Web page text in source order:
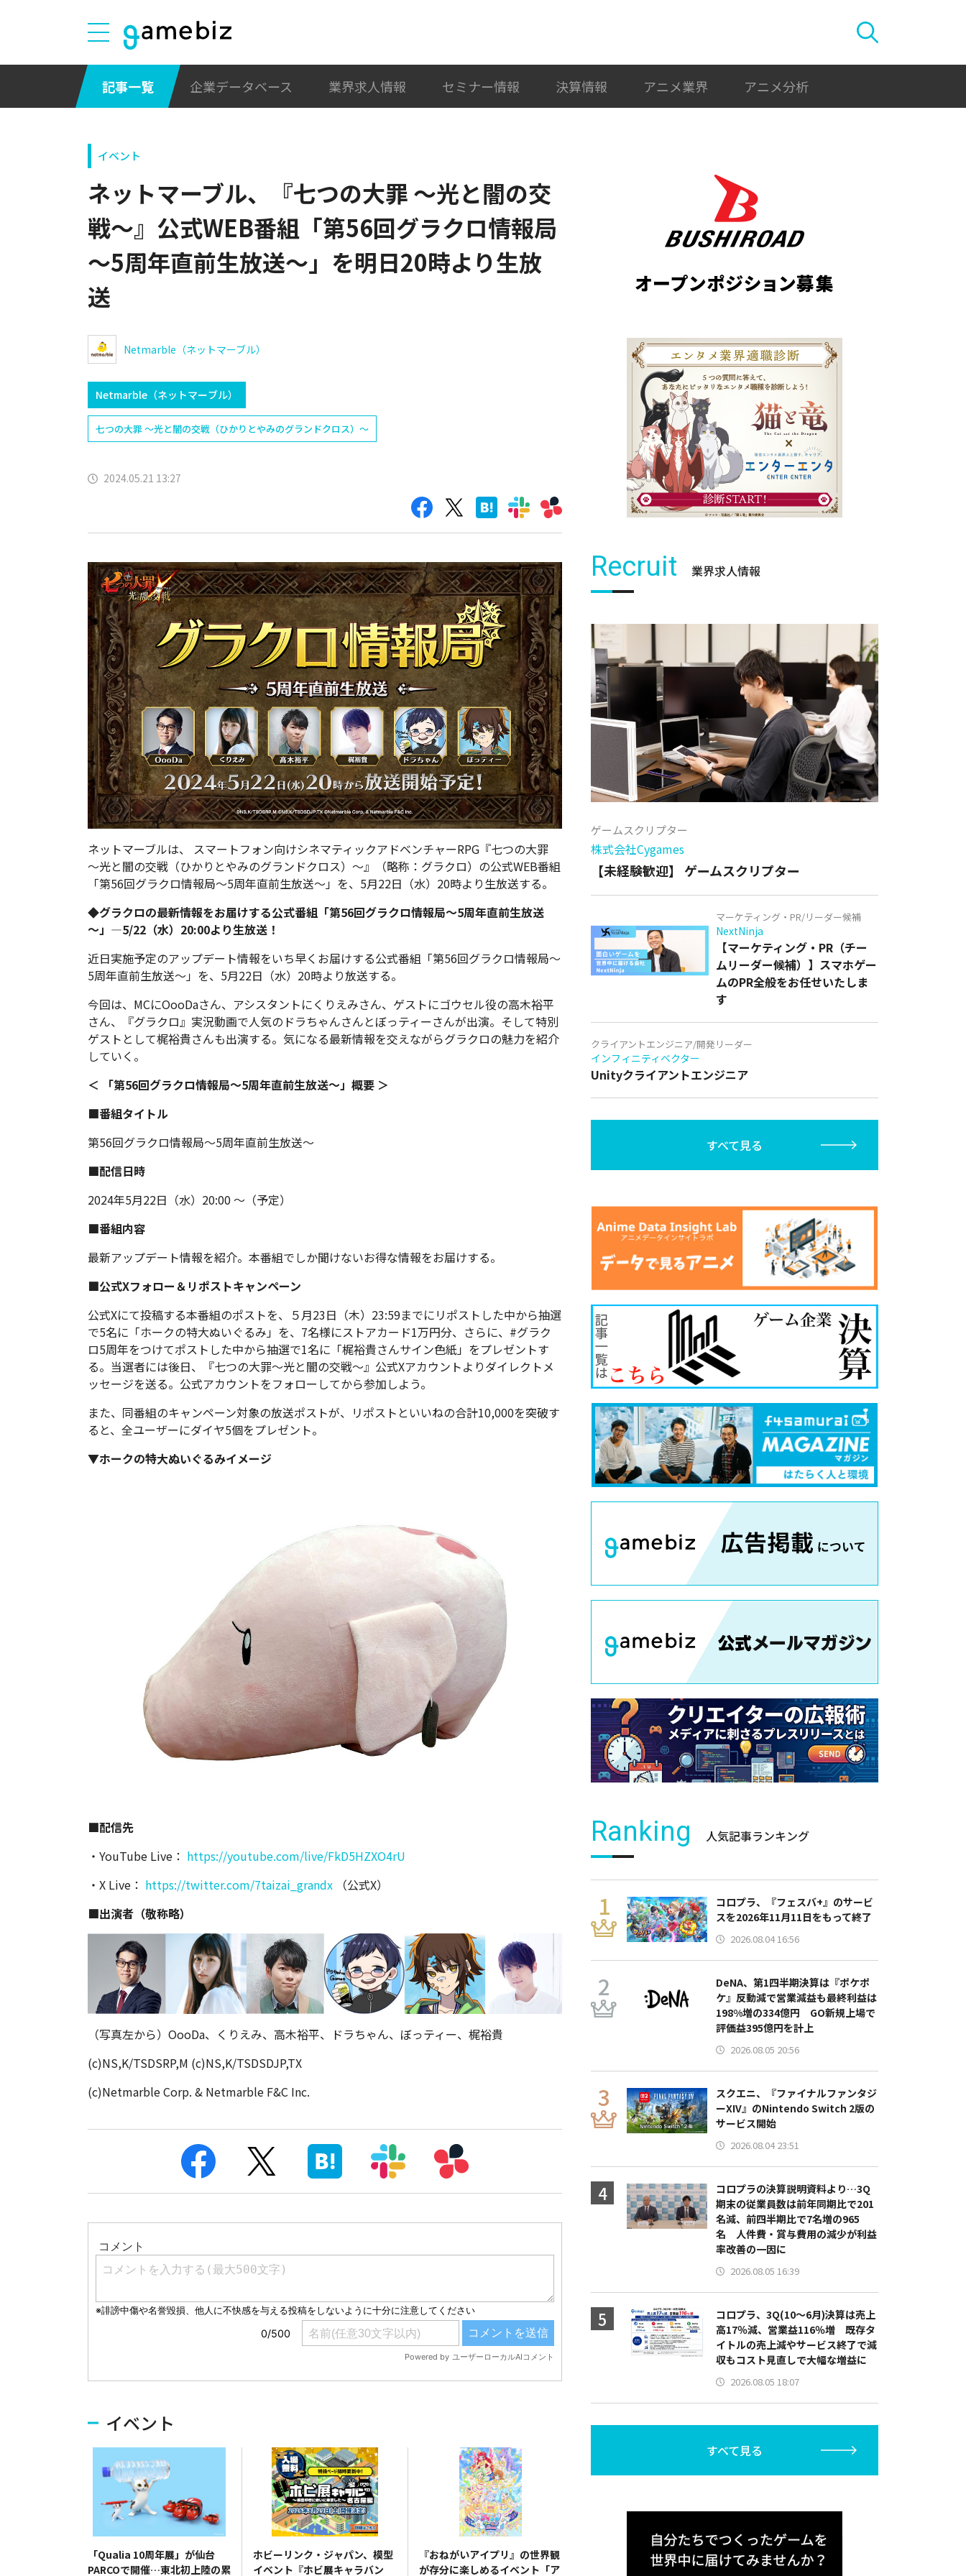
記事一覧 企業データベース 業界求人情報 セミナー情報 決算情報 アニメ業界 アニメ分析
イベント
ネットマーブル、『七つの大罪 ～光と闇の交
戦～』公式WEB番組「第56回グラクロ情報局
～5周年直前生放送～」を明日20時より生放
送
​Netmarble（ネットマーブル）
​Netmarble（ネットマーブル）
七つの大罪 ～光と闇の交戦（ひかりとやみのグランドクロス）～
2024.05.21 13:27
ネットマーブルは、 スマートフォン向けシネマティックアドベンチャーRPG『七つの大罪
～光と闇の交戦（ひかりとやみのグランドクロス）～』（略称：グラクロ）の公式WEB番組
「第56回グラクロ情報局～5周年直前生放送～」を、5月22日（水）20時より生放送する。
◆グラクロの最新情報をお届けする公式番組「第56回グラクロ情報局～5周年直前生放送
～」―5/22（水）20:00より生放送！
近日実施予定のアップデート情報をいち早くお届けする公式番組「第56回グラクロ情報局～
5周年直前生放送～」を、5月22日（水）20時より放送する。
今回は、MCにOooDaさん、アシスタントにくりえみさん、ゲストにゴウセル役の高木裕平
さん、『グラクロ』実況動画で人気のドラちゃんさんとぼっティーさんが出演。そして特別
ゲストとして梶裕貴さんも出演する。気になる最新情報を交えながらグラクロの魅力を紹介
していく。
＜ 「第56回グラクロ情報局～5周年直前生放送～」概要 ＞
■番組タイトル
第56回グラクロ情報局～5周年直前生放送～
■配信日時
2024年5月22日（水）20:00 ～（予定）
■番組内容
最新アップデート情報を紹介。本番組でしか聞けないお得な情報をお届けする。
■公式Xフォロー＆リポストキャンペーン
公式Xにて投稿する本番組のポストを、５月23日（木）23:59までにリポストした中から抽選
で5名に「ホークの特大ぬいぐるみ」を、7名様にストアカード1万円分、さらに、#グラク
ロ5周年をつけてポストした中から抽選で1名に「梶裕貴さんサイン色紙」をプレゼントす
る。当選者には後日、『七つの大罪～光と闇の交戦～』公式Xアカウントよりダイレクトメ
ッセージを送る。公式アカウントをフォローしてから参加しよう。
また、同番組のキャンペーン対象の放送ポストが、リポストといいねの合計10,000を突破す
ると、全ユーザーにダイヤ5個をプレゼント。
▼ホークの特大ぬいぐるみイメージ
■配信先
・YouTube Live： https://youtube.com/live/FkD5HZXO4rU
・X Live： https://twitter.com/7taizai_grandx
（公式X）
■出演者（敬称略）
（写真左から）OooDa、くりえみ、高木裕平、ドラちゃん、ぼっティー、梶裕貴
(c)NS,K/TSDSRP,M (c)NS,K/TSDSDJP,TX
(c)Netmarble Corp. & Netmarble F&C Inc.
イベント
「Qualia 10周年展」が仙台
PARCOで開催…東北初上陸の累
ホビーリンク・ジャパン、模型
イベント『ホビ展キャラバン
『おねがいアイプリ』の世界観
が存分に楽しめるイベント「ア
Recruit 業界求人情報
ゲームスクリプター
株式会社Cygames
【未経験歓迎】 ゲームスクリプター
マーケティング・PR/リーダー候補
NextNinja
【マーケティング・PR（チー
ムリーダー候補）】スマホゲー
ムのPR全般をお任せいたしま
す
クライアントエンジニア/開発リーダー
インフィニティベクター
Unityクライアントエンジニア
すべて見る
Ranking 人気記事ランキング
コロプラ、『フェスバ+』のサービ
スを2026年11月11日をもって終了
2026.08.04 16:56
DeNA、第1四半期決算は『ポケポ
ケ』反動減で営業減益も最終利益は
198%増の334億円 GO新規上場で
評価益395億円を計上
2026.08.05 20:56
スクエニ、『ファイナルファンタジ
ーXIV』のNintendo Switch 2版の
サービス開始
2026.08.04 23:51
コロプラの決算説明資料より…3Q
期末の従業員数は前年同期比で201
名減、前四半期比で7名増の965
名 人件費・賞与費用の減少が利益
率改善の一因に
2026.08.05 16:39
コロプラ、3Q(10～6月)決算は売上
高17％減、営業益116％増 既存タ
イトルの売上減やサービス終了で減
収もコスト見直しで大幅な増益に
2026.08.05 18:07
すべて見る